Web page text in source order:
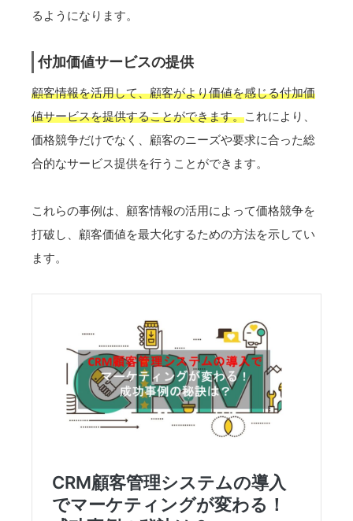
るようになります。
付加価値サービスの提供
顧客情報を活用して、顧客がより価値を感じる付加価
値サービスを提供することができます。これにより、
価格競争だけでなく、顧客のニーズや要求に合った総
合的なサービス提供を行うことができます。
これらの事例は、顧客情報の活用によって価格競争を
打破し、顧客価値を最大化するための方法を示してい
ます。